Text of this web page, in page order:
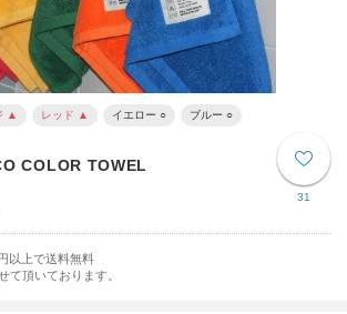
▲ レッド ▲ イエロー ○ ブルー ○
31
COLOR TOWEL
以上で送料無料
て頂いております。